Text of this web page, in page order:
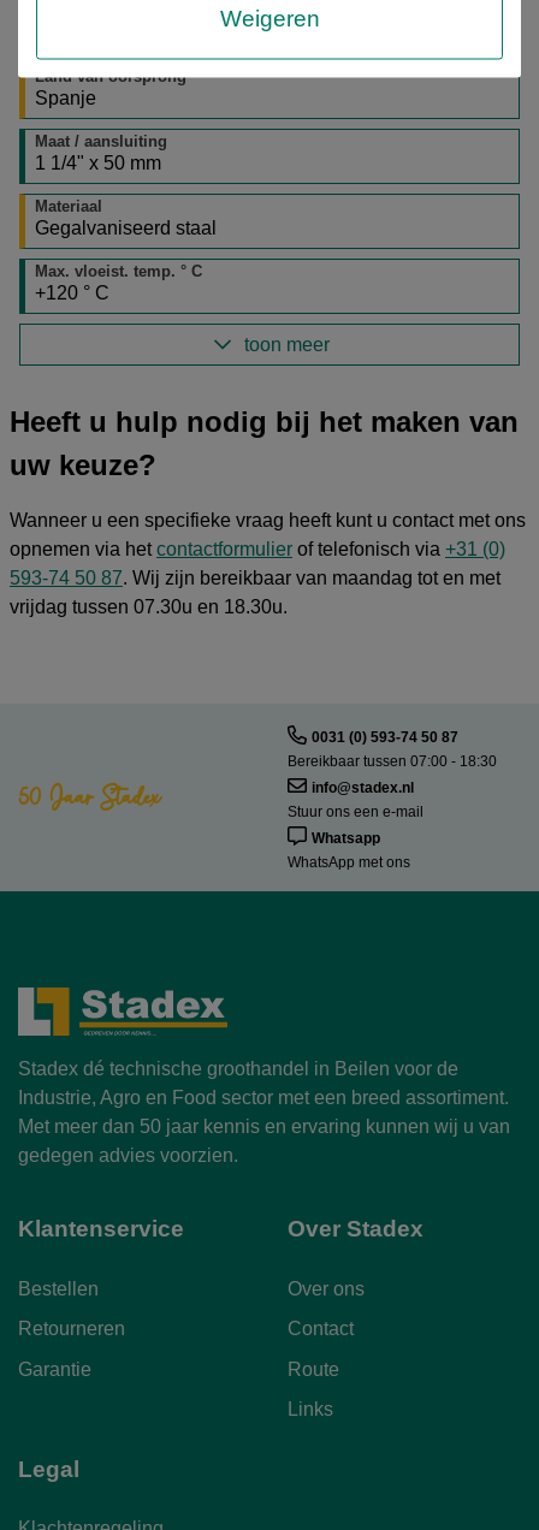
Land van oorsprong
Spanje
Maat / aansluiting
1 1/4" x 50 mm
Materiaal
Gegalvaniseerd staal
Max. vloeist. temp. ° C
+120 ° C
toon meer
Heeft u hulp nodig bij het maken van
uw keuze?
Wanneer u een specifieke vraag heeft kunt u contact met ons
opnemen via hetcontactformulier of telefonisch via +31 (0)
593-74 50 87. Wij zijn bereikbaar van maandag tot en met
vrijdag tussen 07.30u en 18.30u.
50 Jaar Stadex
0031 (0) 593-74 50 87
Bereikbaar tussen 07:00 - 18:30
info@stadex.nl
Stuur ons een e-mail
Whatsapp
WhatsApp met ons
Stadex dé technische groothandel in Beilen voor de
Industrie, Agro en Food sector met een breed assortiment.
Met meer dan 50 jaar kennis en ervaring kunnen wij u van
gedegen advies voorzien.
Klantenservice
Bestellen
Retourneren
Garantie
Over Stadex
Over ons
Contact
Route
Links
Legal
Weigeren